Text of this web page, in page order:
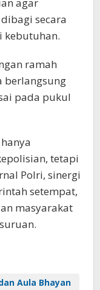
secara
kebutuhan.
ramah
berlangsung
pada pukul
tetapi
Polri, sinergi
setempat,
masyarakat
Aula Bhayan